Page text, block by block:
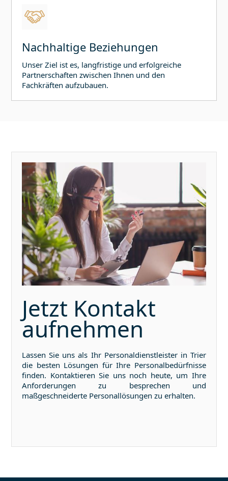
Nachhaltige Beziehungen
Unser Ziel ist es, langfristige und erfolgreiche
Partnerschaften zwischen Ihnen und den
Fachkräften aufzubauen.
Jetzt Kontakt
aufnehmen
Lassen Sie uns als Ihr Personaldienstleister in Trier
die besten Lösungen für Ihre Personalbedürfnisse
finden. Kontaktieren Sie uns noch heute, um Ihre
Anforderungen zu besprechen und
maßgeschneiderte Personallösungen zu erhalten.